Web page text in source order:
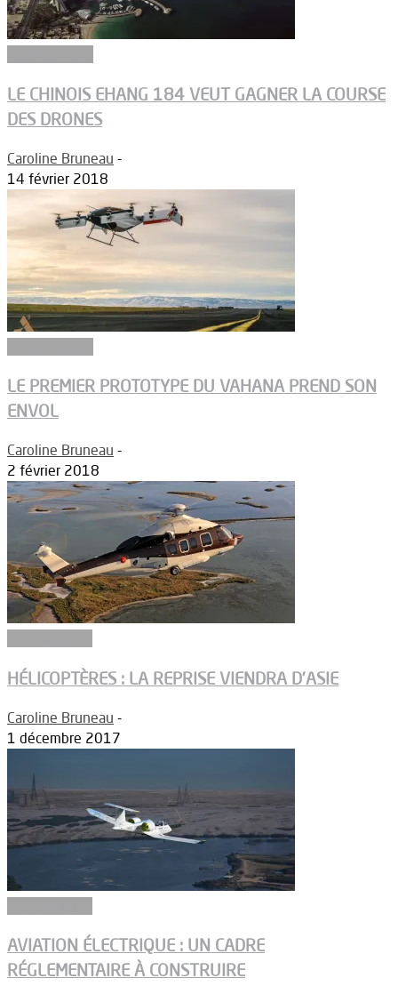
LE CHINOIS EHANG 184 VEUT GAGNER LA COURSE
DES DRONES
Caroline Bruneau -
14 février 2018
LE PREMIER PROTOTYPE DU VAHANA PREND SON
ENVOL
Caroline Bruneau -
2 février 2018
HÉLICOPTÈRES : LA REPRISE VIENDRA D’ASIE
Caroline Bruneau -
1 décembre 2017
AVIATION ÉLECTRIQUE : UN CADRE
RÉGLEMENTAIRE À CONSTRUIRE